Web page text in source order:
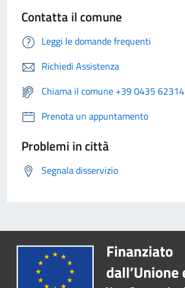
Contatta il comune
Leggi le domande frequenti
Richiedi Assistenza
Chiama il comune +39 0435 62314
Prenota un appuntamento
Problemi in città
Segnala disservizio